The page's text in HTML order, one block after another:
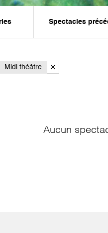
Spectacles
Midi théâtre
Aucun